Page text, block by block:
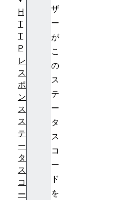
ザ
ー
が
こ
の
ス
テ
ー
タ
ス
コ
ー
ド
を
H
T
T
P
レ
ス
ポ
ン
ス
ス
テ
ー
タ
ス
コ
ー